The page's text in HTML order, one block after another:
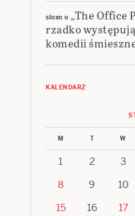
sloxn o „The Office
rzadko
komedii
KALENDARZ
M T W
1 2 3
8
9 10
15
16 17